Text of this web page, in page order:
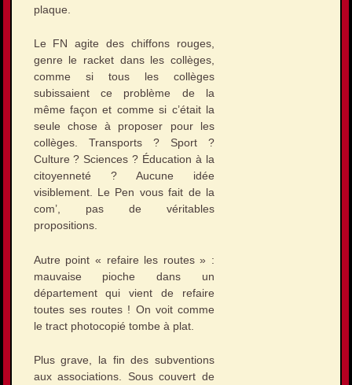
plaque.
Le FN agite des chiffons rouges,
genre le racket dans les collèges,
comme si tous les collèges
subissaient ce problème de la
même façon et comme si c’était la
seule chose à proposer pour les
collèges. Transports ? Sport ?
Culture ? Sciences ? Éducation à la
citoyenneté ? Aucune idée
visiblement. Le Pen vous fait de la
com’, pas de véritables
propositions.
Autre point « refaire les routes » :
mauvaise pioche dans un
département qui vient de refaire
toutes ses routes ! On voit comme
le tract photocopié tombe à plat.
Plus grave, la fin des subventions
aux associations. Sous couvert de